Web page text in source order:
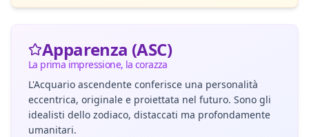
Apparenza (ASC)
La prima impressione, la corazza
L'Acquario ascendente conferisce una personalità
eccentrica, originale e proiettata nel futuro. Sono gli
idealisti dello zodiaco, distaccati ma profondamente
umanitari.